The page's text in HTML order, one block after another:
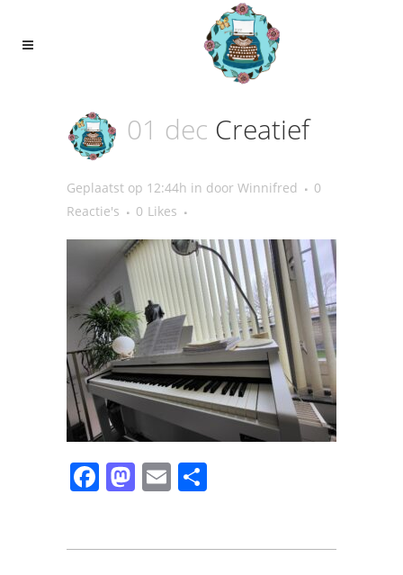
01 dec Creatief
Geplaatst op 12:44h in door Winnifred
0
Reactie's
0 Likes
Facebook
Mastodon
Email